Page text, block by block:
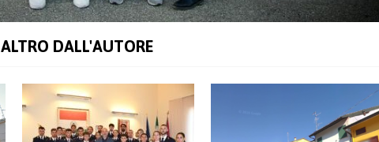
ALTRO DALL'AUTORE